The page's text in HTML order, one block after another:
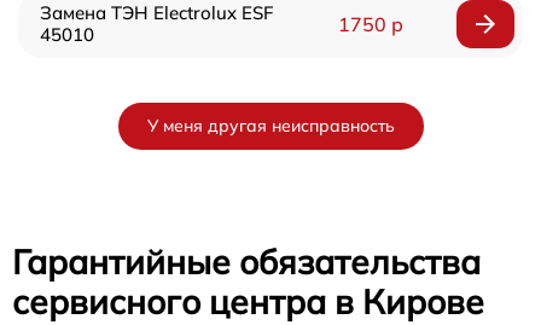
Замена ТЭН Electrolux ESF
45010
1750 р
У меня другая неисправность
Гарантийные обязательства
сервисного центра в Кирове